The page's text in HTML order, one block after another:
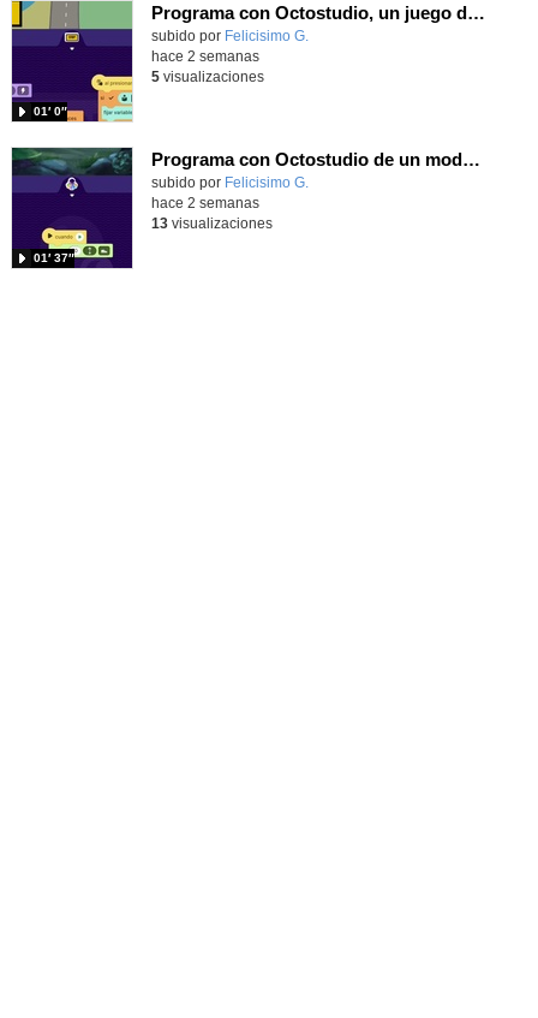
Programa con Octostudio, un juego de Educación Víal cruzando un paso de cebra.
Contenido educativo.
subido por Felicisimo G.
01′ 0″
hace 2 semanas
5visualizaciones
Programa con Octostudio de un modo sencillo, offline y gratuito
Contenido educativo.
subido por Felicisimo G.
01′ 37″
hace 2 semanas
13visualizaciones